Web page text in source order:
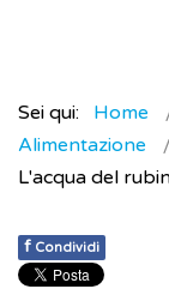
Sei qui: Home
Alimentazione
L'acqua del
f Condividi